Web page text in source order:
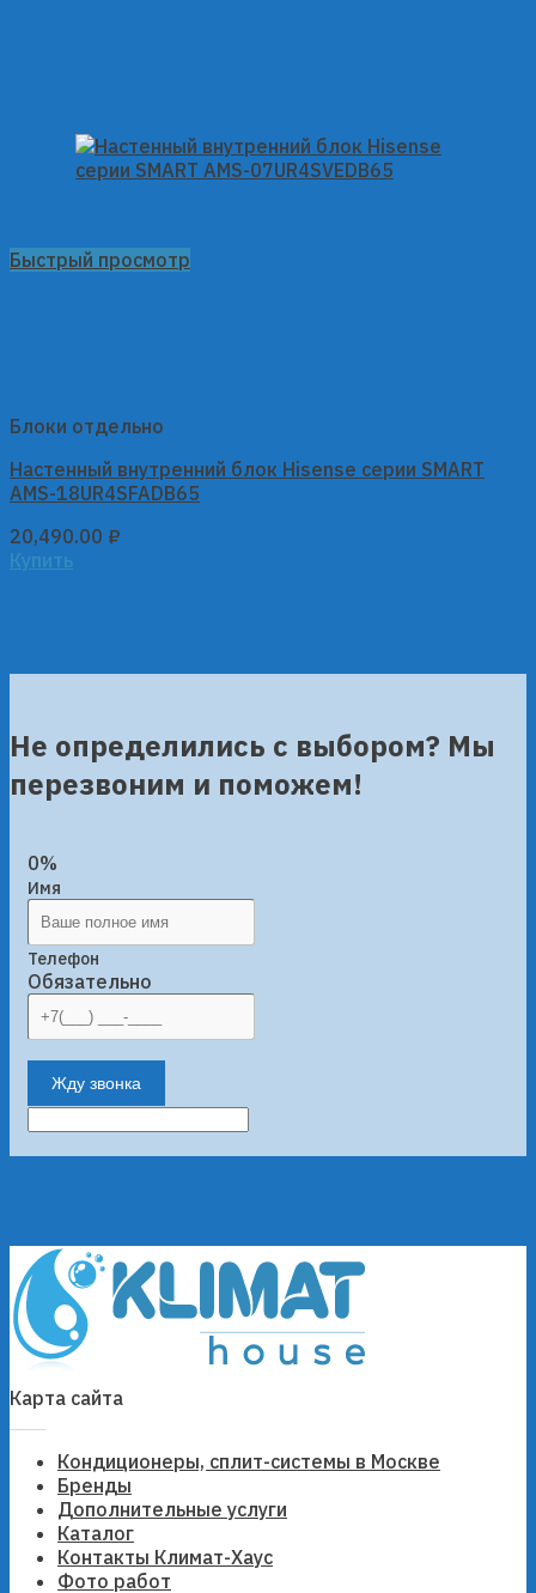
Быстрый просмотр
Блоки отдельно
Настенный внутренний блок Hisense серии SMART
AMS-18UR4SFADB65
20,490.00 ₽
Купить
Не определились с выбором? Мы
перезвоним и поможем!
0%
Имя
Телефон
Обязательно
Жду звонка
Карта сайта
Кондиционеры, сплит-системы в Москве
Бренды
Дополнительные услуги
Каталог
Контакты Климат-Хаус
Фото работ